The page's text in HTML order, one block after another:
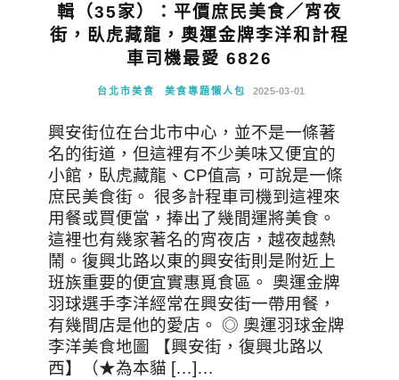
輯（35家）：平價庶民美食／宵夜
街，臥虎藏龍，奧運金牌李洋和計程
車司機最愛 6826
台北市美食 美食專題懶人包 2025-03-01
興安街位在台北市中心，並不是一條著
名的街道，但這裡有不少美味又便宜的
小館，臥虎藏龍、CP值高，可說是一條
庶民美食街。 很多計程車司機到這裡來
用餐或買便當，捧出了幾間運將美食。
這裡也有幾家著名的宵夜店，越夜越熱
鬧。復興北路以東的興安街則是附近上
班族重要的便宜實惠覓食區。 奧運金牌
羽球選手李洋經常在興安街一帶用餐，
有幾間店是他的愛店。 ◎ 奧運羽球金牌
李洋美食地圖 【興安街，復興北路以
西】（★為本貓 […]…